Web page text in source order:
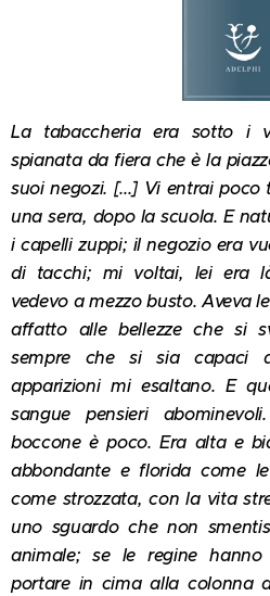
La tabaccheria era sotto i
spianata da fiera che è la
suoi negozi. [...] Vi entrai
una sera, dopo la scuola. E
i capelli zuppi; il negozio era
di tacchi; mi voltai, lei era
vedevo a mezzo busto. Aveva
affatto alle bellezze che si
sempre che si sia capaci
apparizioni mi esaltano. E
sangue pensieri
boccone è poco. Era alta e
abbondante e florida come
come strozzata, con la vita
uno sguardo che non
animale; se le regine
portare in cima alla colonna